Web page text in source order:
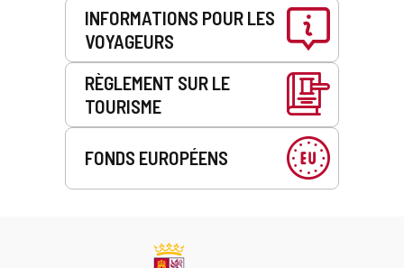
INFORMATIONS POUR LES
VOYAGEURS
RÈGLEMENT SUR LE
TOURISME
FONDS EUROPÉENS